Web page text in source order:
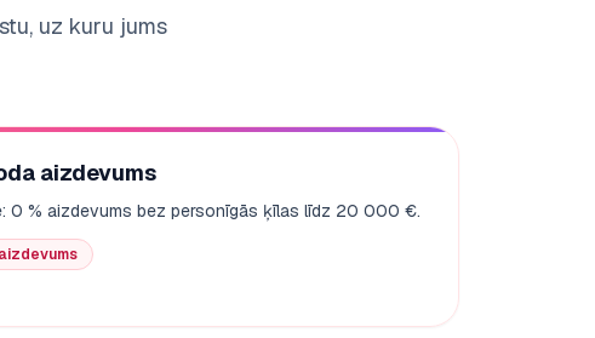
uz kuru jums
aizdevums
0 % aizdevums bez personīgās ķīlas līdz 20 000 €.